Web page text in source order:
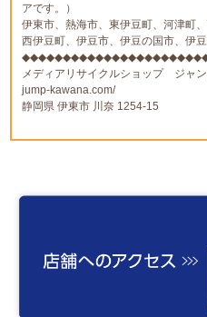
アです。）
伊東市、熱海市、東伊豆町、河津町
西伊豆町、伊豆市、伊豆の国市、伊豆
メディアリサイクルショップ ジャ
jump-kawana.com/
静岡県 伊東市 川奈 1254-15